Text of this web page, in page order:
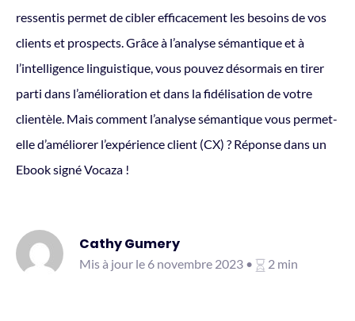
ressentis permet de cibler efficacement les besoins de vos
clients et prospects. Grâce à l’analyse sémantique et à
l’intelligence linguistique, vous pouvez désormais en tirer
parti dans l’amélioration et dans la fidélisation de votre
clientèle. Mais comment l’analyse sémantique vous permet-
elle d’améliorer l’expérience client (CX) ? Réponse dans un
Ebook signé Vocaza !
Cathy Gumery
Mis à jour le 6 novembre 2023 • 2 min